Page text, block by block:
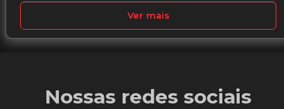
Ver mais
Nossas redes sociais